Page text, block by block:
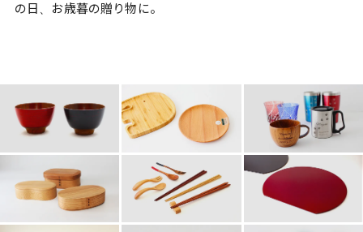
の日、お歳暮の贈り物に。